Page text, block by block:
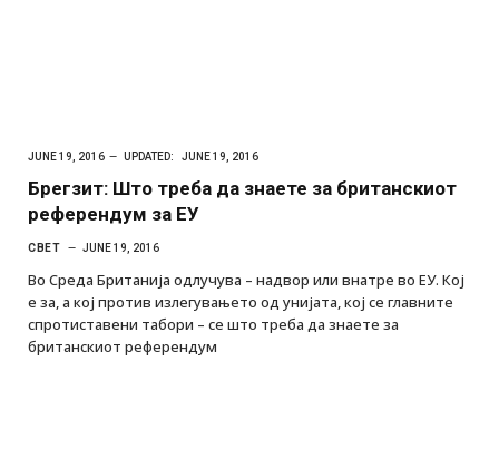
JUNE 19, 2016 UPDATED: JUNE 19, 2016
Брегзит: Што треба да знаете за британскиот
референдум за ЕУ
СВЕТ JUNE 19, 2016
Во Среда Британија одлучува – надвор или внатре во ЕУ. Кој
е за, а кој против излегувањето од унијата, кој се главните
спротиставени табори – се што треба да знаете за
британскиот референдум